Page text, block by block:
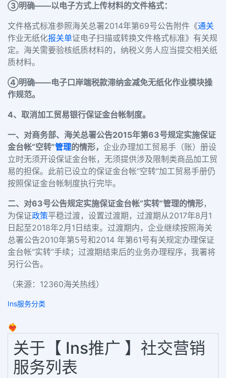
③明确——以电子方式上传材料的文件格式：
文件格式标准参照海关总署2014年第69号公告附件《通关
作业无纸化报关单证电子扫描或转换文件格式标准》有关规
定。海关需要验核纸质材料的，纳税义务人应当提交相关纸
质材料。
④明确——电子口岸端税款滞纳金减免无纸化作业模块操
作规范。
4、取消加工贸易银行保证金台帐制度。
一、对商务部、海关总署公告2015年第63号规定实施保证
金台帐“空转”管理的情形， 企业办理加工贸易手（账）册设
立时无须开设保证金台帐，无须提供涉及限制类商品加工贸
易的担保。此前已设立的保证金台帐“空转”加工贸易手册仍
按照保证金台帐制度执行完毕。
二、对63号公告规定实施保证金台帐“实转”管理的情形，
为保证政策平稳过渡，设置过渡期，过渡期从2017年8月1
日起至2018年2月1日结束。过渡期内，企业继续按照海关
总署公告2010年第5号和2014 年第61号有关规定办理保证
金台帐“实转”手续；过渡期结束后的业务办理程序，我署将
另行公告。
（来源：12360海关热线）
Ins服务分类
❤️‍🔥
关于【 Ins推广 】社交营销
服务列表